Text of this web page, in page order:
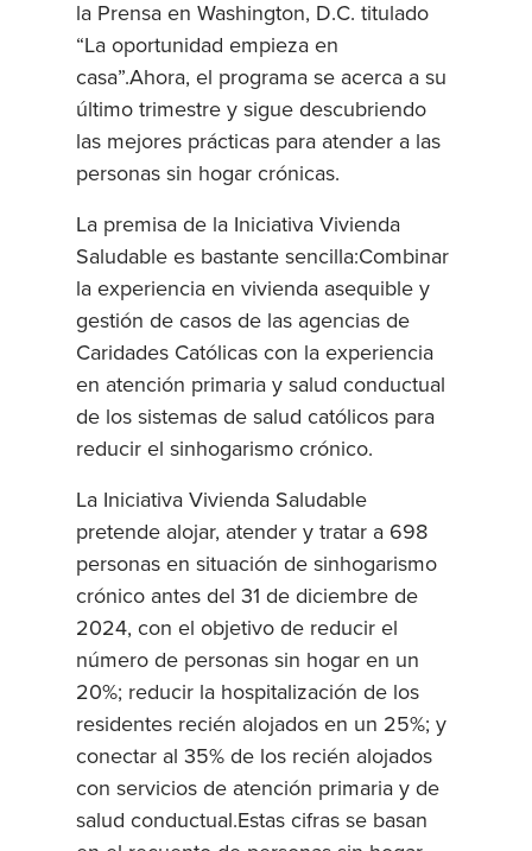
la Prensa en Washington, D.C. titulado
“La oportunidad empieza en
casa”.Ahora, el programa se acerca a su
último trimestre y sigue descubriendo
las mejores prácticas para atender a las
personas sin hogar crónicas.
La premisa de la Iniciativa Vivienda
Saludable es bastante sencilla:Combinar
la experiencia en vivienda asequible y
gestión de casos de las agencias de
Caridades Católicas con la experiencia
en atención primaria y salud conductual
de los sistemas de salud católicos para
reducir el sinhogarismo crónico.
La Iniciativa Vivienda Saludable
pretende alojar, atender y tratar a 698
personas en situación de sinhogarismo
crónico antes del 31 de diciembre de
2024, con el objetivo de reducir el
número de personas sin hogar en un
20%; reducir la hospitalización de los
residentes recién alojados en un 25%; y
conectar al 35% de los recién alojados
con servicios de atención primaria y de
salud conductual.Estas cifras se basan